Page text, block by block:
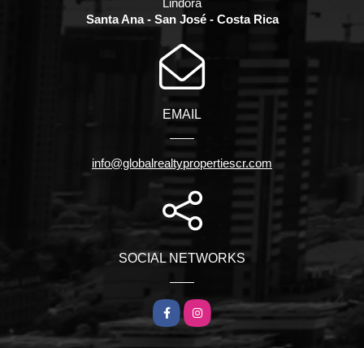
Lindora
Santa Ana - San José - Costa Rica
EMAIL
info@globalrealtypropertiescr.com
SOCIAL NETWORKS
FacebookInstagram